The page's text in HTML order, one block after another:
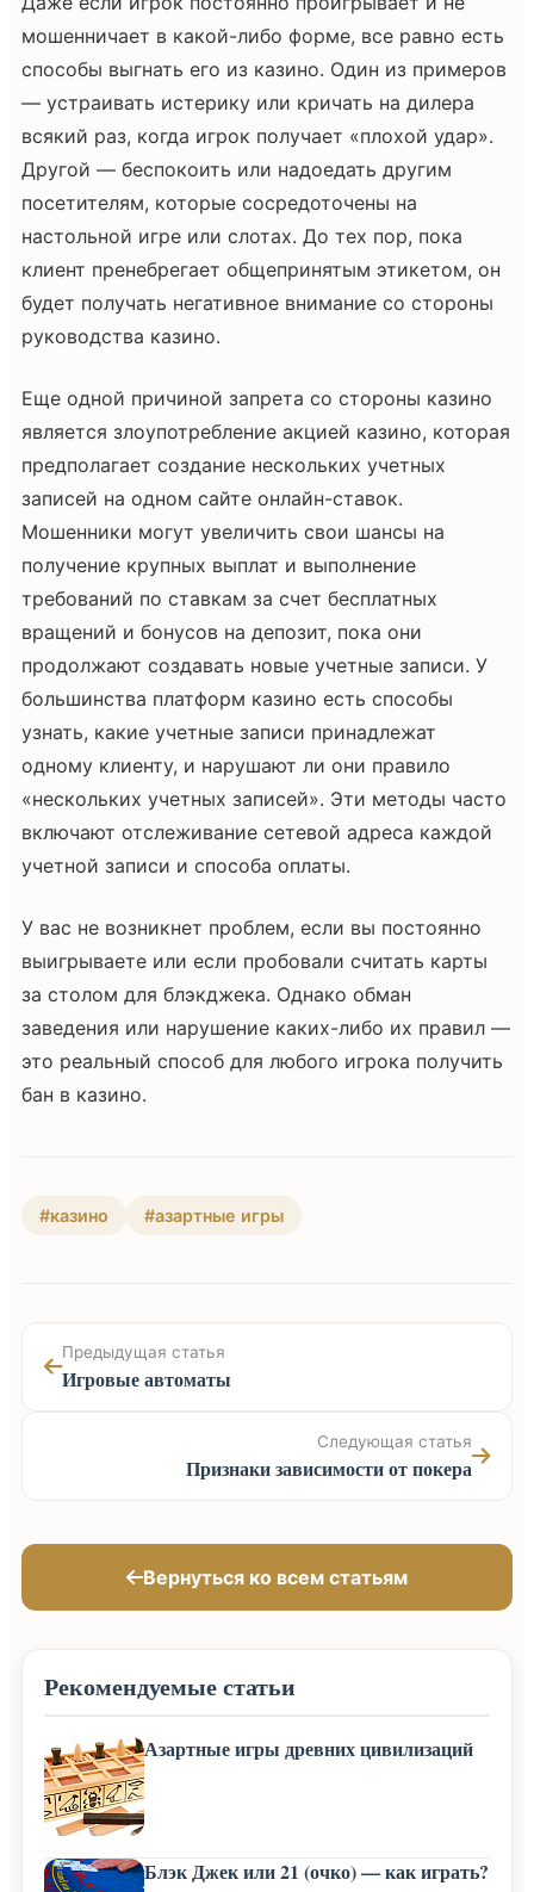
мошенничает в какой-либо форме, все равно есть
способы выгнать его из казино. Один из примеров
— устраивать истерику или кричать на дилера
всякий раз, когда игрок получает «плохой удар».
Другой — беспокоить или надоедать другим
посетителям, которые сосредоточены на
настольной игре или слотах. До тех пор, пока
клиент пренебрегает общепринятым этикетом, он
будет получать негативное внимание со стороны
руководства казино.
Еще одной причиной запрета со стороны казино
является злоупотребление акцией казино, которая
предполагает создание нескольких учетных
записей на одном сайте онлайн-ставок.
Мошенники могут увеличить свои шансы на
получение крупных выплат и выполнение
требований по ставкам за счет бесплатных
вращений и бонусов на депозит, пока они
продолжают создавать новые учетные записи. У
большинства платформ казино есть способы
узнать, какие учетные записи принадлежат
одному клиенту, и нарушают ли они правило
«нескольких учетных записей». Эти методы часто
включают отслеживание сетевой адреса каждой
учетной записи и способа оплаты.
У вас не возникнет проблем, если вы постоянно
выигрываете или если пробовали считать карты
за столом для блэкджека. Однако обман
заведения или нарушение каких-либо их правил —
это реальный способ для любого игрока получить
бан в казино.
#казино #азартные игры
Предыдущая статья
Игровые автоматы
Следующая статья
Признаки зависимости от покера
Вернуться ко всем статьям
Рекомендуемые статьи
Азартные игры древних цивилизаций
Блэк Джек или 21 (очко) — как играть?